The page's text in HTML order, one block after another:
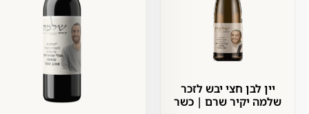
יין לבן חצי יבש לזכר
שלמה יקיר שרם | כשר